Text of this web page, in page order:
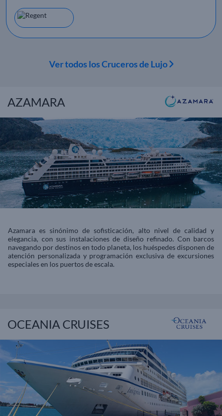
Ver todos los Cruceros de Lujo
AZAMARA
Azamara es sinónimo de sofisticación, alto nivel de calidad y
elegancia, con sus instalaciones de diseño refinado. Con barcos
navegando por destinos en todo planeta, los huéspedes disponen de
atención personalizada y programación exclusiva de excursiones
especiales en los puertos de escala.
OCEANIA CRUISES